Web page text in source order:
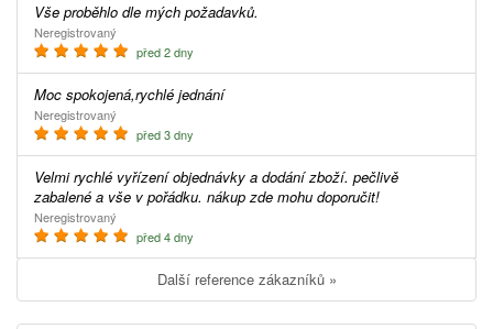
Vše proběhlo dle mých požadavků.
Neregistrovaný
před 2 dny
Moc spokojená,rychlé jednání
Neregistrovaný
před 3 dny
Velmi rychlé vyřízení objednávky a dodání zboží. pečlivě
zabalené a vše v pořádku. nákup zde mohu doporučit!
Neregistrovaný
před 4 dny
Další reference zákazníků »